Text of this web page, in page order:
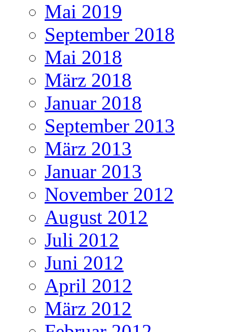
Mai 2019
September 2018
Mai 2018
März 2018
Januar 2018
September 2013
März 2013
Januar 2013
November 2012
August 2012
Juli 2012
Juni 2012
April 2012
März 2012